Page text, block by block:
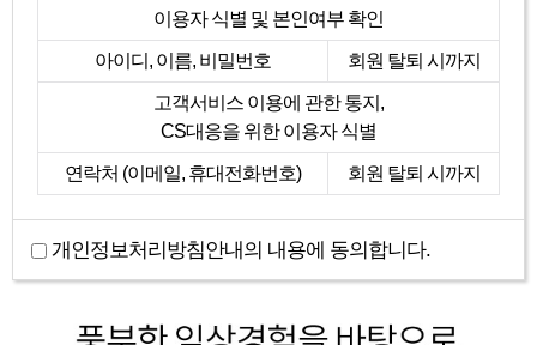
이용자 식별 및 본인여부 확인
아이디, 이름, 비밀번호 회원 탈퇴 시까지
고객서비스 이용에 관한 통지,
CS대응을 위한 이용자 식별
연락처 (이메일, 휴대전화번호) 회원 탈퇴 시까지
개인정보처리방침안내의 내용에 동의합니다.